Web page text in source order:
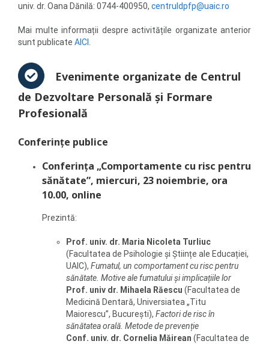
univ. dr. Oana Dănilă: 0744-400950, centruldpfp@uaic.ro
Mai multe informații despre activitățile organizate anterior
sunt publicate AICI .
Evenimente organizate de Centrul
de Dezvoltare Personală şi Formare
Profesională
Conferințe publice
Conferința „Comportamente cu risc pentru
sănătate”, miercuri, 23 noiembrie, ora
10.00, online
Prezintă:
Prof. univ. dr. Maria Nicoleta Turliuc
(Facultatea de Psihologie și Științe ale Educației,
UAIC), Fumatul, un comportament cu risc pentru
sănătate. Motive ale fumatului și implicațiile lor
Prof. univ dr. Mihaela Răescu (Facultatea de
Medicină Dentară, Universiatea „Titu
Maiorescu”, București), Factori de risc în
sănătatea orală. Metode de prevenție
Conf. univ. dr. Cornelia Măirean (Facultatea de